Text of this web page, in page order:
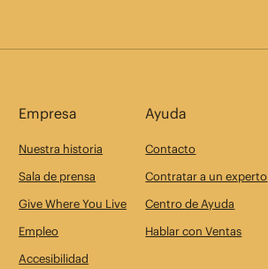
Empresa
Nuestra historia
Sala de prensa
Give Where You Live
Empleo
Accesibilidad
Ayuda
Contacto
Contratar a un experto
Centro de Ayuda
Hablar con Ventas